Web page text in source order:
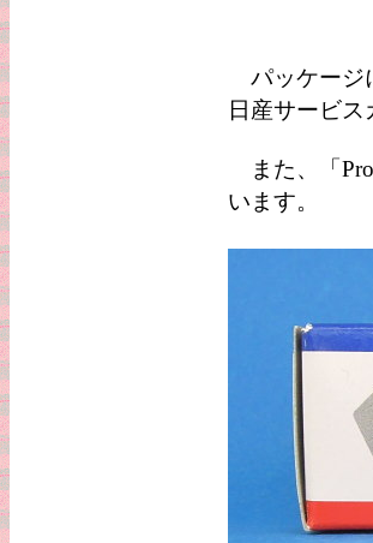
パッケージ
日産サービ
また、「
います。